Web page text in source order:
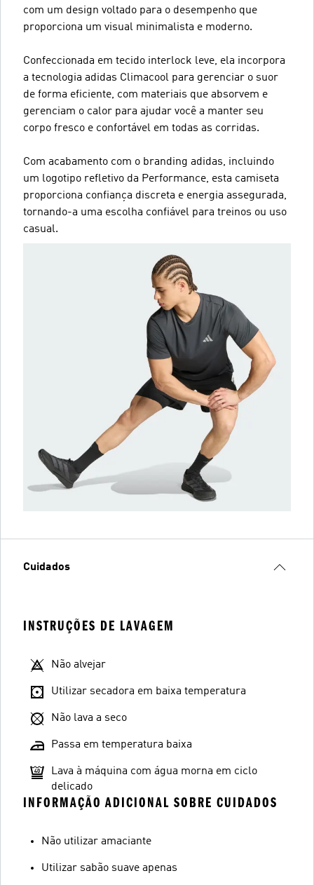
com um design voltado para o desempenho que
proporciona um visual minimalista e moderno.
Confeccionada em tecido interlock leve, ela incorpora
a tecnologia adidas Climacool para gerenciar o suor
de forma eficiente, com materiais que absorvem e
gerenciam o calor para ajudar você a manter seu
corpo fresco e confortável em todas as corridas.
Com acabamento com o branding adidas, incluindo
um logotipo refletivo da Performance, esta camiseta
proporciona confiança discreta e energia assegurada,
tornando-a uma escolha confiável para treinos ou uso
casual.
Cuidados
INSTRUÇÕES DE LAVAGEM
Não alvejar
Utilizar secadora em baixa temperatura
Não lava a seco
Passa em temperatura baixa
Lava à máquina com água morna em ciclo
delicado
INFORMAÇÃO ADICIONAL SOBRE CUIDADOS
Não utilizar amaciante
Utilizar sabão suave apenas